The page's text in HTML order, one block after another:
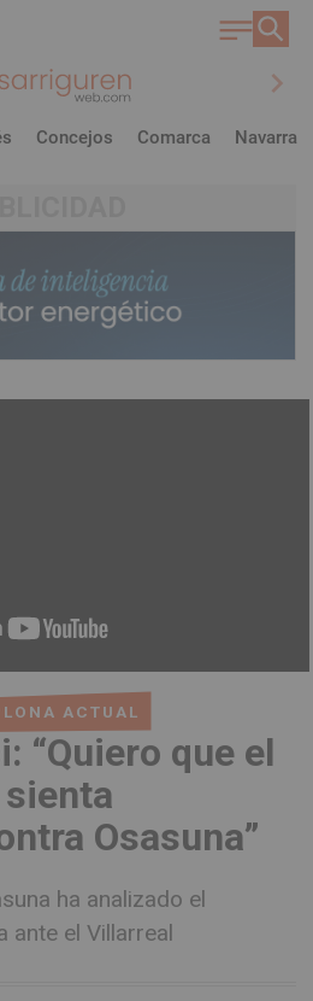
chevron_right
Concejos Comarca Navarra
ACTUAL
“Quiero que el
Osasuna”
ha analizado el
ante el Villarreal